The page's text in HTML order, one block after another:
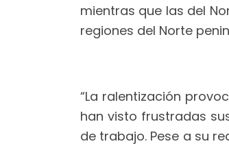
mientras que las del
regiones del Norte
“La ralentización
han visto frustradas
de trabajo. Pese a su